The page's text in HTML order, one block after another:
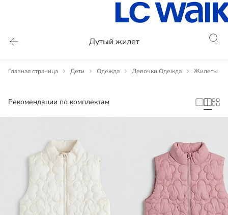
Дутый жилет
Главная страница Дети Одежда Девочки Одежда Жилеты -
Рекомендации по комплектам